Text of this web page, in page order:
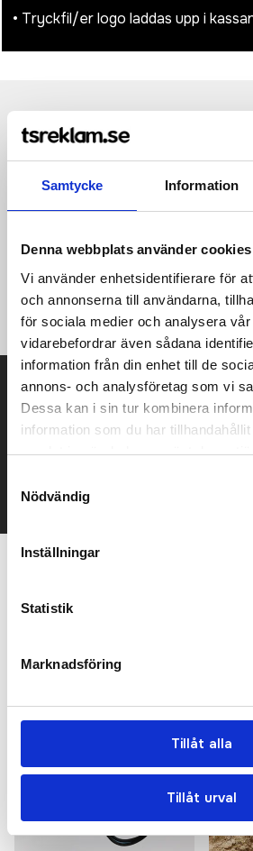
Samtycke Information
Denna webbplats använder cookies
Vi använder enhetsidentifierare för
och annonserna till användarna,
för sociala medier och analysera
vidarebefordrar även sådana
information från din enhet till de
annons- och analysföretag som vi
Dessa kan i sin tur kombinera
information som du har
samlat in när du har använt deras
Nödvändig
Inställningar
Statistik
Marknadsföring
Tillåt alla
Tillåt urval
• Tryckfil/er logo laddas upp i
Produktinformation
170 g/m²
100% Cotton (Recycled)
Recycled cotton drawcords
Capacity: 12 litres
Dimensions: 37 x 46 cm
Prisuppgift på
Kontakta oss här för att få förslag på
Det går också utmärkt att